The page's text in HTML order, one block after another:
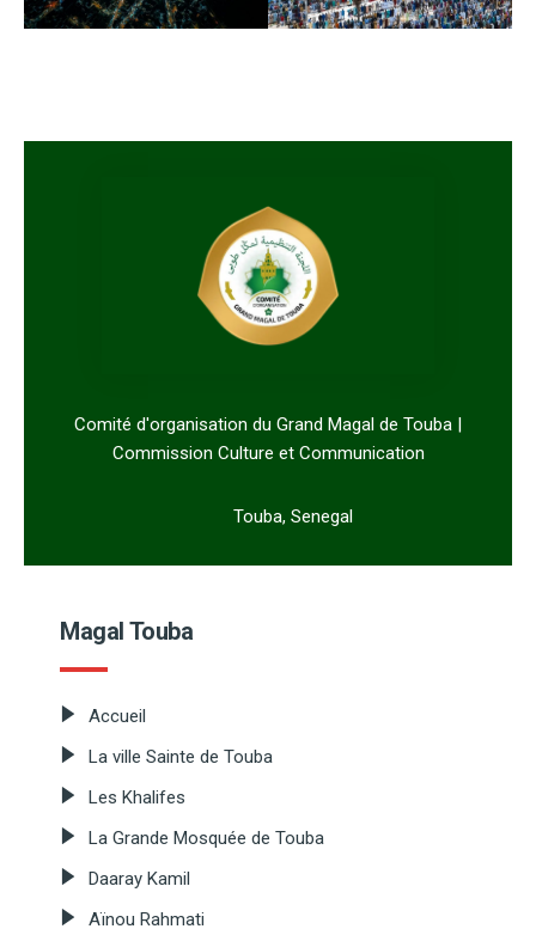
Comité d'organisation du Grand Magal de Touba |
Commission Culture et Communication
Touba, Senegal
Magal Touba
Accueil
La ville Sainte de Touba
Les Khalifes
La Grande Mosquée de Touba
Daaray Kamil
Aïnou Rahmati